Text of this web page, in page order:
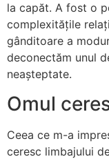
la capăt. A fost o
complexitățile
gânditoare a
deconectăm unul
neașteptate.
Omul
Ceea ce m-a
ceresc limbajului